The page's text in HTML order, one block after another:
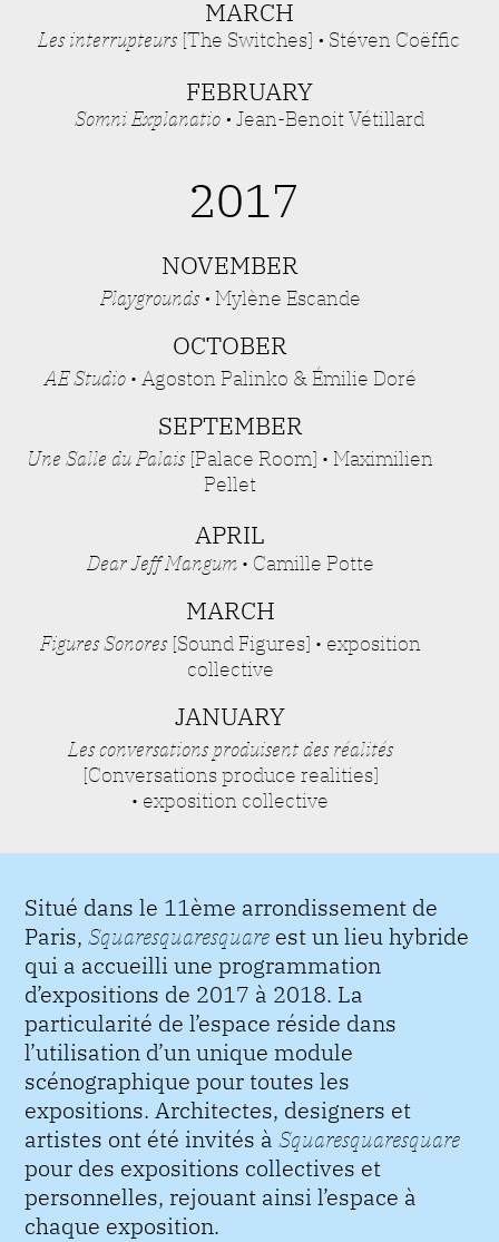
MARCH
Les interrupteurs [The Switches] • Stéven Coëffic
FEBRUARY
Somni Explanatio • Jean-Benoit Vétillard
2017
NOVEMBER
Playgrounds • Mylène Escande
OCTOBER
AE Studio• Agoston Palinko & Émilie Doré
SEPTEMBER
Une Salle du Palais [Palace Room] • Maximilien
Pellet
APRIL
Dear Jeff Mangum• Camille Potte
MARCH
Figures Sonores [Sound Figures] • exposition
collective
JANUARY
Les conversations produisent des réalités
[Conversations produce realities]
• exposition collective
Situé dans le 11ème arrondissement de
Paris,Squaresquaresquare est un lieu hybride
qui a accueilli une programmation
d’expositions de 2017 à 2018. La
particularité de l’espace réside dans
l’utilisation d’un unique module
scénographique pour toutes les
expositions. Architectes, designers et
artistes ont été invités àSquaresquaresquare
pour des expositions collectives et
personnelles, rejouant ainsi l’espace à
chaque exposition.